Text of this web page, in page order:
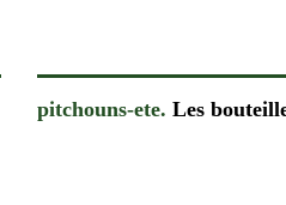
pitchouns-ete. Les